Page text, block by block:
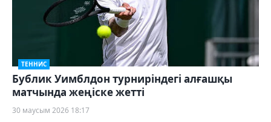
ТЕННИС
Бублик Уимблдон турниріндегі алғашқы
матчында жеңіске жетті
30 маусым 2026 18:17